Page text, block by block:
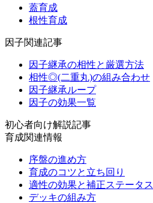
蓋育成
根性育成
因子関連記事
因子継承の相性と厳選方法
相性◎(二重丸)の組み合わせ
因子継承ループ
因子の効果一覧
初心者向け解説記事
育成関連情報
序盤の進め方
育成のコツと立ち回り
適性の効果と補正ステータス
デッキの組み方